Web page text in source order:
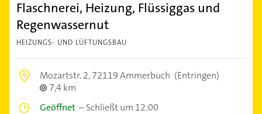
Flaschnerei, Heizung, Flüssiggas und
Regenwassernut
HEIZUNGS- UND LÜFTUNGSBAU
Mozartstr. 2,72119 Ammerbuch (Entringen)
7,4 km
Geöffnet –Schließt um 12:00